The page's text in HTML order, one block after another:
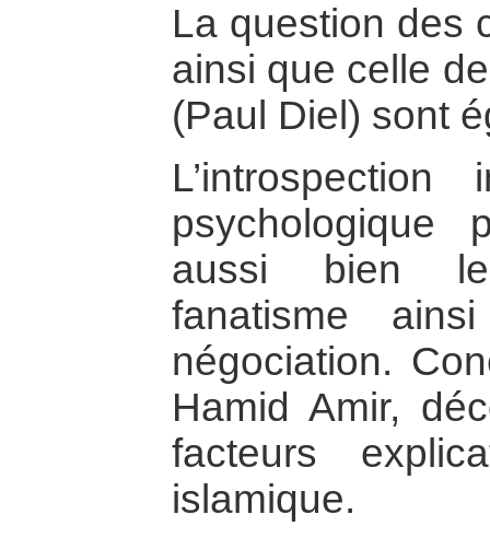
La question des
ainsi que celle
(Paul Diel) sont
psychologique
aussi bien
fanatisme
négociation.
Hamid Amir,
facteurs
islamique.